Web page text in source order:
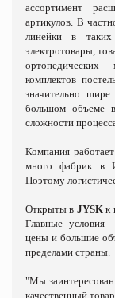
ассортимент
артикулов. В
линейки в таких
электротовары,
ортопедических
комплектов
значительно
большом объеме
сложности
Компания
много фабрик в
Поэтому
Открыты в JYSKк
Главные условия
цены и большие
пределами страны.
"Мы
качественный